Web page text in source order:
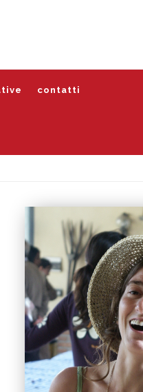
contatti